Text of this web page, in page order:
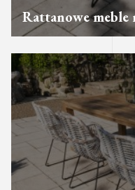
Rattanowe